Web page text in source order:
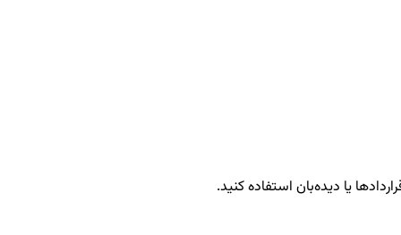
یا دیده‌بان استفاده کنید.